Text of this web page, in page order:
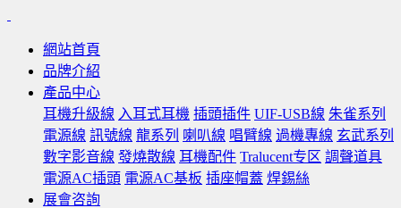
網站首頁
品牌介紹
產品中心
耳機升級線 入耳式耳機 插頭插件 UIF-USB線 朱雀系列
電源線 訊號線 龍系列 喇叭線 唱臂線 過機專線 玄武系列
數字影音線 發燒散線 耳機配件 Tralucent专区 調聲道具
電源AC插頭 電源AC基板 插座帽蓋 焊錫絲
展會咨詢